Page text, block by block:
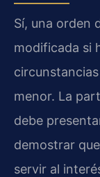
Sí, una orden
modificada si
menor. La
debe
demostrar
servir al